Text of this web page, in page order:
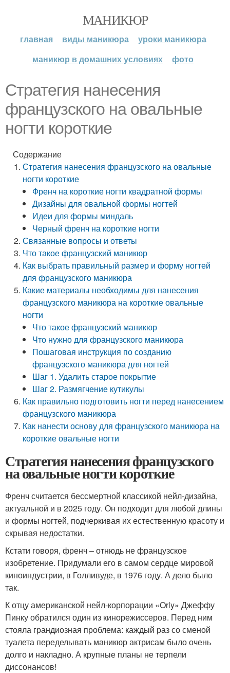
МАНИКЮР
главная виды маникюра
уроки маникюра
маникюр в домашних условиях
фото
Стратегия нанесения
французского на овальные
ногти короткие
Содержание
Стратегия нанесения французского на овальные
ногти короткие
Френч на короткие ногти квадратной формы
Дизайны для овальной формы ногтей
Идеи для формы миндаль
Черный френч на короткие ногти
Связанные вопросы и ответы
Что такое французский маникюр
Как выбрать правильный размер и форму ногтей
для французского маникюра
Какие материалы необходимы для нанесения
французского маникюра на короткие овальные
ногти
Что такое французский маникюр
Что нужно для французского маникюра
Пошаговая инструкция по созданию
французского маникюра для ногтей
Шаг 1. Удалить старое покрытие
Шаг 2. Размягчение кутикулы
Как правильно подготовить ногти перед нанесением
французского маникюра
Как нанести основу для французского маникюра на
короткие овальные ногти
Стратегия нанесения французского
на овальные ногти короткие
Френч считается бессмертной классикой нейл-дизайна,
актуальной и в 2025 году. Он подходит для любой длины
и формы ногтей, подчеркивая их естественную красоту и
скрывая недостатки.
Кстати говоря, френч – отнюдь не французское
изобретение. Придумали его в самом сердце мировой
киноиндустрии, в Голливуде, в 1976 году. А дело было
так.
К отцу американской нейл-корпорации «Orly» Джеффу
Пинку обратился один из кинорежиссеров. Перед ним
стояла грандиозная проблема: каждый раз со сменой
туалета переделывать маникюр актрисам было очень
долго и накладно. А крупные планы не терпели
диссонансов!